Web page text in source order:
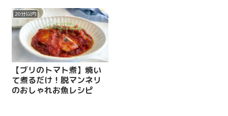
20分以内
【ブリのトマト煮】焼い
て煮るだけ！脱マンネリ
のおしゃれお魚レシピ